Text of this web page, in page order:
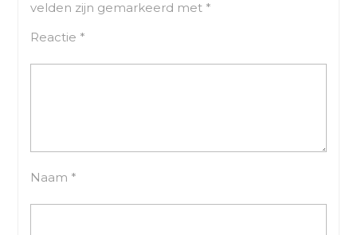
velden zijn gemarkeerd met *
Reactie *
Naam *